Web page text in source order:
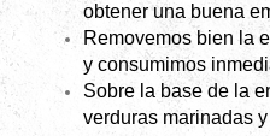
obtener una buena
Removemos bien la
y consumimos
Sobre la base de la
verduras marinadas